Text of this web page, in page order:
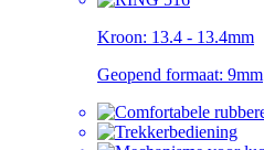
Kroon: 13.4 - 13.4mm
Geopend formaat: 9mm